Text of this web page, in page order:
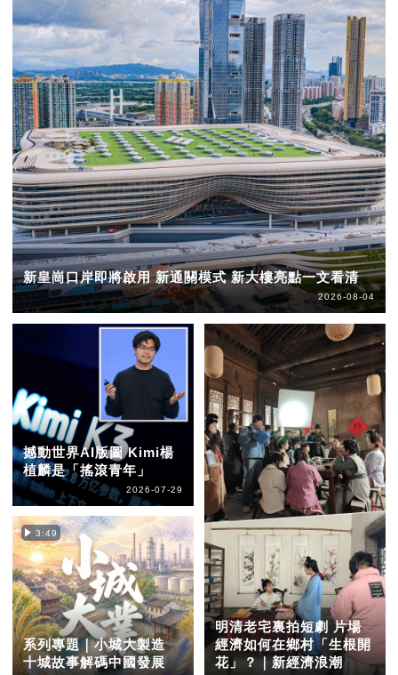
新皇崗口岸即將啟用 新通關模式 新大樓亮點一文看清
2026-08-04
撼動世界AI版圖 Kimi楊
植麟是「搖滾青年」
2026-07-29
3:49
系列專題｜小城大製造
十城故事解碼中國發展
明清老宅裏拍短劇 片場
經濟如何在鄉村「生根開
花」？｜新經濟浪潮